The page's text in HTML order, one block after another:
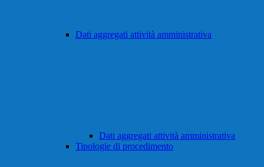
Dati aggregati attività amministrativa
Dati aggregati attività amministrativa
Tipologie di procedimento